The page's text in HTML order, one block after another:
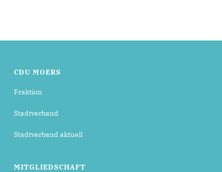
CDU MOERS
Fraktion
Stadtverband
Stadtverband aktuell
MITGLIEDSCHAFT